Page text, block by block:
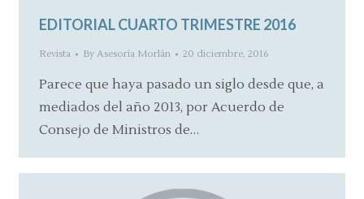
EDITORIAL CUARTO TRIMESTRE 2016
Revista By Asesoría Morlán 20 diciembre, 2016
Parece que haya pasado un siglo desde que, a
mediados del año 2013, por Acuerdo de
Consejo de Ministros de…